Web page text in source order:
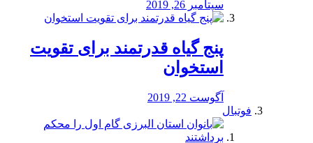
سپتامبر 26, 2019
پنج گیاه قدرتمند برای تقویت
استخوان
آگوست 22, 2019
فوتبال